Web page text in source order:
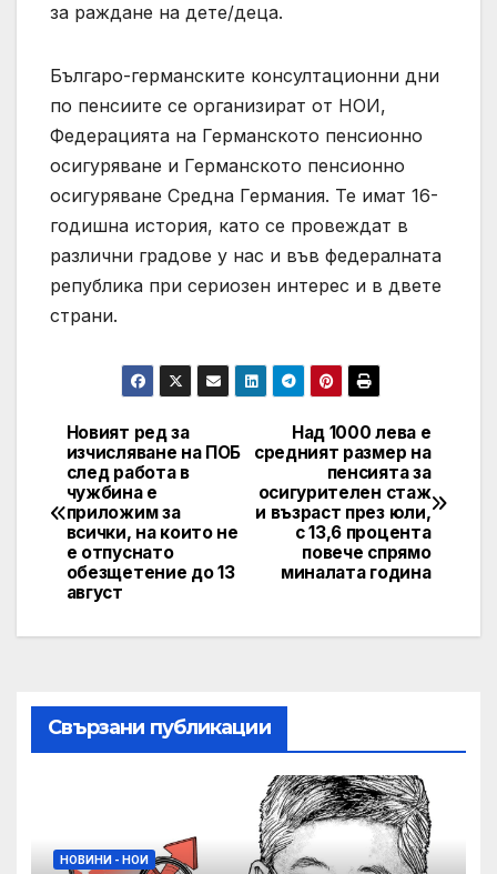
за раждане на дете/деца.
Българо-германските консултационни дни
по пенсиите се организират от НОИ,
Федерацията на Германското пенсионно
осигуряване и Германското пенсионно
осигуряване Средна Германия. Те имат 16-
годишна история, като се провеждат в
различни градове у нас и във федералната
република при сериозен интерес и в двете
страни.
Post
navigation
Над 1000 лева е
средният размер на
пенсията за
осигурителен стаж
и възраст през юли,
с 13,6 процента
повече спрямо
миналата година
Новият ред за
изчисляване на ПОБ
след работа в
чужбина е
приложим за
всички, на които не
е отпуснато
обезщетение до 13
август
Свързани публикации
НОВИНИ - НОИ